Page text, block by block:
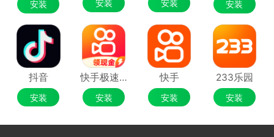
安装 安装 安装 安装
抖音
安装
快手极速版
安装
快手
安装
233乐园
安装